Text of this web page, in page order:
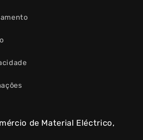
de Material Eléctrico,